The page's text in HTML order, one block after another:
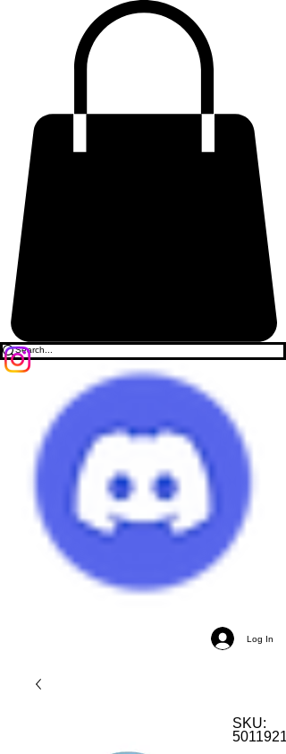
Log In
SKU: